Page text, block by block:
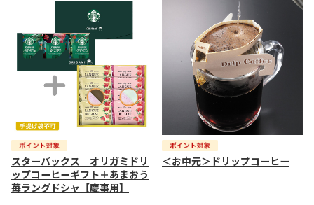
スターバックス オリガミドリ
ップコーヒーギフト＋あまおう
苺ラングドシャ【慶事用】
＜お中元＞ドリップコーヒー